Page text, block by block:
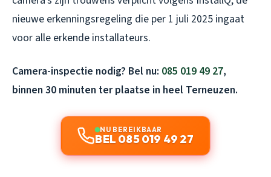
nieuwe erkenningsregeling die per 1 juli 2025 ingaat
voor alle erkende installateurs.
Camera-inspectie nodig? Bel nu: 085 019 49 27,
binnen 30 minuten ter plaatse in heel Terneuzen.
NU BEREIKBAAR
BEL 085 019 49 27